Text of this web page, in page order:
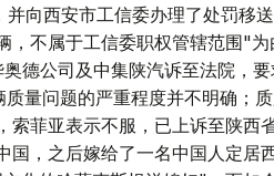
向西安市工信委办理了处罚移
，不属于工信委职权管辖范围"
德公司及中集陕汽诉至法院，
量问题的严重程度并不明确；
索菲亚表示不服，已上诉至陕西
国，之后嫁给了一名中国人定居